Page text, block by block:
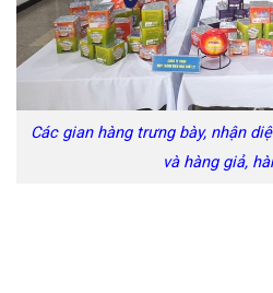
Các gian hàng trưng bày, nhận
và hàng giả,